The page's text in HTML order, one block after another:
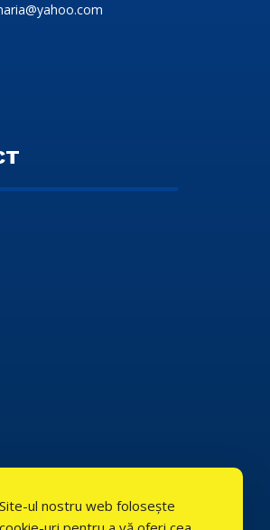
UTILE
Site-ul nostru web folosește